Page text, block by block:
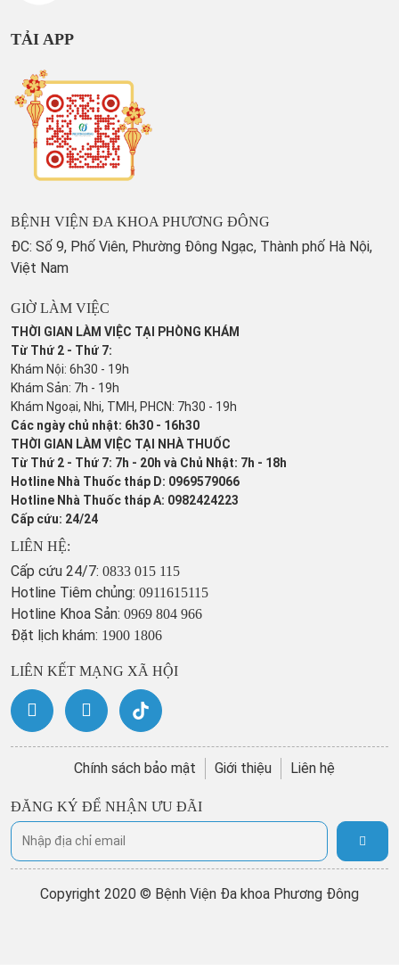
TẢI APP
BỆNH VIỆN ĐA KHOA PHƯƠNG ĐÔNG
ĐC: Số 9, Phố Viên, Phường Đông Ngạc, Thành phố Hà Nội,
Việt Nam
GIỜ LÀM VIỆC
THỜI GIAN LÀM VIỆC TẠI PHÒNG KHÁM
Từ Thứ 2 - Thứ 7:
Khám Nội: 6h30 - 19h
Khám Sản: 7h - 19h
Khám Ngoại, Nhi, TMH, PHCN: 7h30 - 19h
Các ngày chủ nhật: 6h30 - 16h30
THỜI GIAN LÀM VIỆC TẠI NHÀ THUỐC
Từ Thứ 2 - Thứ 7: 7h - 20h và Chủ Nhật: 7h - 18h
Hotline Nhà Thuốc tháp D: 0969579066
Hotline Nhà Thuốc tháp A: 0982424223
Cấp cứu: 24/24
LIÊN HỆ:
Cấp cứu 24/7: 0833 015 115
Hotline Tiêm chủng: 0911615115
Hotline Khoa Sản: 0969 804 966
Đặt lịch khám: 1900 1806
LIÊN KẾT MẠNG XÃ HỘI
Chính sách bảo mật Giới thiệu Liên hệ
ĐĂNG KÝ ĐỂ NHẬN ƯU ĐÃI
Copyright 2020 © Bệnh Viện Đa khoa Phương Đông